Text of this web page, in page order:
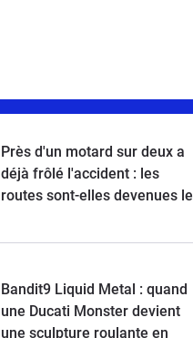
Près d'un motard sur deux a
déjà frôlé l'accident : les
routes sont-elles devenues le
Bandit9 Liquid Metal : quand
une Ducati Monster devient
une sculpture roulante en